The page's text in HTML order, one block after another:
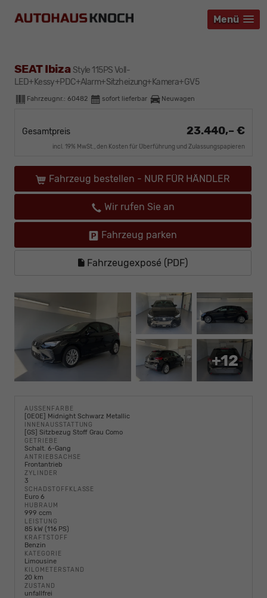
Menü
Menü
Menü
SEAT Ibiza Style 115PS Voll-
LED+Kessy+PDC+Alarm+Sitzheizung+Kamera+GV5
Fahrzeugnr.: 60482 sofort lieferbar Neuwagen
Gesamtpreis 23.440,– €
incl. 19% MwSt., den Kosten für Überführung und Zulassungspapieren
Fahrzeug bestellen - NUR FÜR HÄNDLER
Wir rufen Sie an
Fahrzeug parken
Fahrzeugexposé (PDF)
+12
AUSSENFARBE
[0E0E] Midnight Schwarz Metallic
INNENAUSSTATTUNG
[GS] Sitzbezug Stoff Grau Como
GETRIEBE
Schalt. 6-Gang
ANTRIEBSACHSE
Frontantrieb
ZYLINDER
3
SCHADSTOFFKLASSE
Euro 6
HUBRAUM
999 ccm
LEISTUNG
85 kW (116 PS)
KRAFTSTOFF
Benzin
KATEGORIE
Limousine
KILOMETERSTAND
20 km
ZUSTAND
unfallfrei